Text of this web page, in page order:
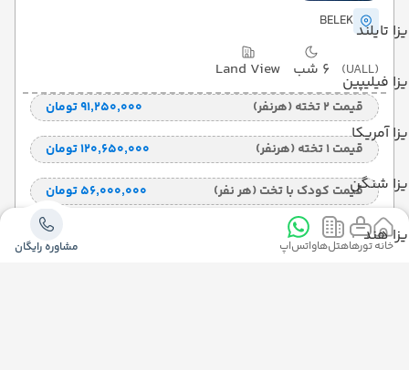
تایلند
فیلیپین
آمریکا
شنگن
هند
BELEK
(UALL) 6 شب Land View
قیمت 2 تخته (هرنفر) ۹۱٬۲۵۰٬۰۰۰ تومان
قیمت 1 تخته (هرنفر) ۱۲۰٬۶۵۰٬۰۰۰ تومان
قیمت کودک با تخت (هر نفر) ۵۶٬۰۰۰٬۰۰۰ تومان
قیمت کودک بدون تخت (هرنفر)
خانهتورهاهتل‌هاواتس‌اپ مشاوره رایگان